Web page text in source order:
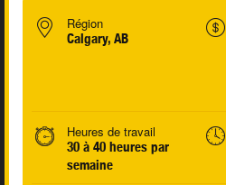
Région
Calgary, AB
Heures de travail
30 à 40 heures par
semaine